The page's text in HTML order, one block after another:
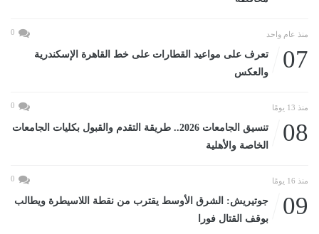
منذ عام واحد 0
07
تعرف على مواعيد القطارات على خط القاهرة الإسكندرية
والعكس
منذ 13 يومًا 0
08
تنسيق الجامعات 2026.. طريقة التقدم والقبول بكليات الجامعات
الخاصة والأهلية
منذ 16 يومًا 0
09
جوتيريش: الشرق الأوسط يقترب من نقطة اللاسيطرة ويطالب
بوقف القتال فورا